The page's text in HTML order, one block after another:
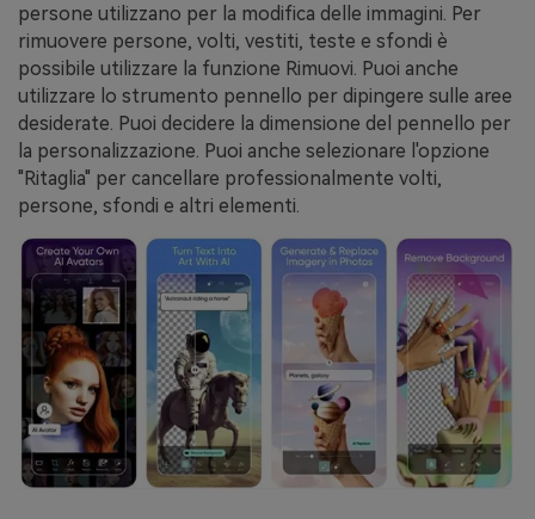
persone utilizzano per la modifica delle immagini. Per
rimuovere persone, volti, vestiti, teste e sfondi è
possibile utilizzare la funzione Rimuovi. Puoi anche
utilizzare lo strumento pennello per dipingere sulle aree
desiderate. Puoi decidere la dimensione del pennello per
la personalizzazione. Puoi anche selezionare l'opzione
"Ritaglia" per cancellare professionalmente volti,
persone, sfondi e altri elementi.